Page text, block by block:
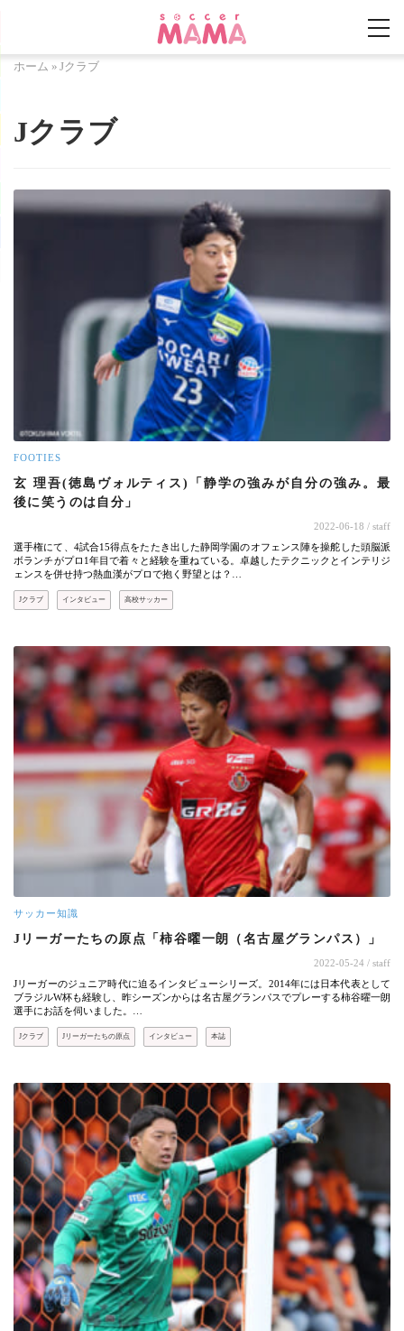
ホーム » Jクラブ
Jクラブ
FOOTIES
玄 理吾(徳島ヴォルティス)「静学の強みが自分の強み。最
後に笑うのは自分」
2022-06-18 / staff
選手権にて、4試合15得点をたたき出した静岡学園のオフェンス陣を操舵した頭脳派
ボランチがプロ1年目で着々と経験を重ねている。卓越したテクニックとインテリジ
ェンスを併せ持つ熱血漢がプロで抱く野望とは？…
Jクラブ インタビュー 高校サッカー
サッカー知識
Jリーガーたちの原点「柿谷曜一朗（名古屋グランパス）」
2022-05-24 / staff
Jリーガーのジュニア時代に迫るインタビューシリーズ。2014年には日本代表として
ブラジルW杯も経験し、昨シーズンからは名古屋グランパスでプレーする柿谷曜一朗
選手にお話を伺いました。…
Jクラブ Jリーガーたちの原点 インタビュー 本誌